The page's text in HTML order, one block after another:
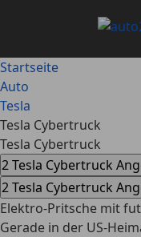
Startseite
Auto
Tesla
Tesla Cybertruck
Tesla Cybertruck
2 Tesla Cybertruck
2 Tesla Cybertruck
Elektro-Pritsche mit
Gerade in der US-